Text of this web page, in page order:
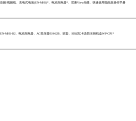
频/视频线、充电式电池(EN-MH1)*、电池充电器*、尼康View光碟、快速使用指南及操作手册
MH1-B2、电池充电器、AC变压器EH-62B、软套、SD记忆卡及防水相机盒WP-CP1*